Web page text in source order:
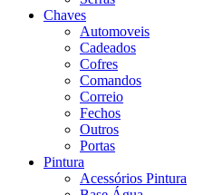
Chaves
Automoveis
Cadeados
Cofres
Comandos
Correio
Fechos
Outros
Portas
Pintura
Acessórios Pintura